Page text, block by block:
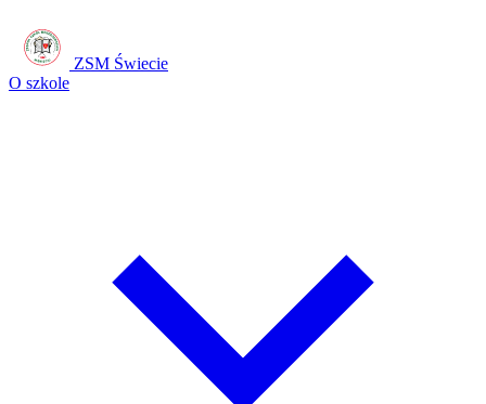
ZSM Świecie
O szkole